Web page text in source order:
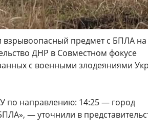
взрывоопасный предмет с БПЛА на
ДНР в Совместном фокусе
с военными злодеяниями
по направлению: 14:25 — город
— уточнили в